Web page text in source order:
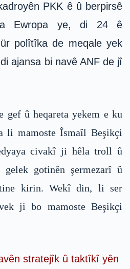
PKK ê û berpirsê
Ewropa ye, di 24 ê
polîtîka de meqale yek
ajansa bi navê ANF de jî
gef û heqareta yekem e ku
li mamoste Îsmaîl Beşikçi
civakî ji hêla troll û
gotinên şermezarî û
kirin. Wekî din, li ser
ji bo mamoste Beşikçi
stratejîk û taktîkî yên